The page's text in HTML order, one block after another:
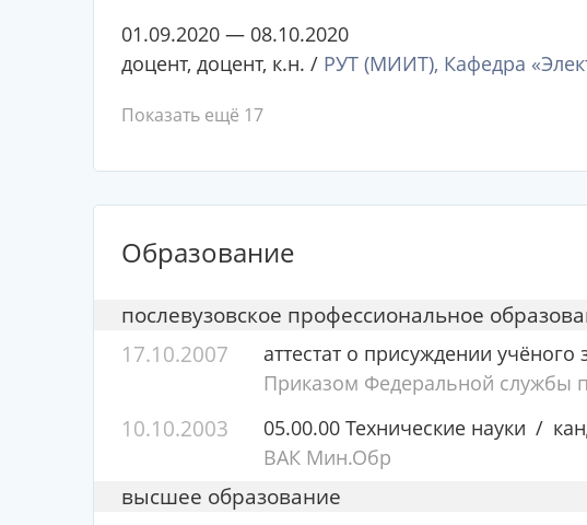
01.09.2020 — 08.10.2020
доцент, доцент, к.н. / РУТ (МИИТ), Кафедра
Показать ещё 17
Образование
послевузовское профессиональное
17.10.2007
аттестат о присуждении учёного
Приказом Федеральной службы
10.10.2003 05.00.00 Технические науки
ВАК Мин.Обр
высшее образование